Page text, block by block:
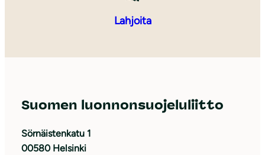
Lahjoita
Suomen luonnonsuojeluliitto
Sörnäistenkatu 1
00580 Helsinki